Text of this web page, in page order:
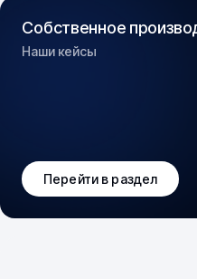
Собственное
Наши кейсы
Перейти в раздел